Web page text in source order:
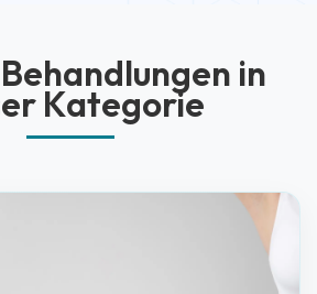
in
Kategorie